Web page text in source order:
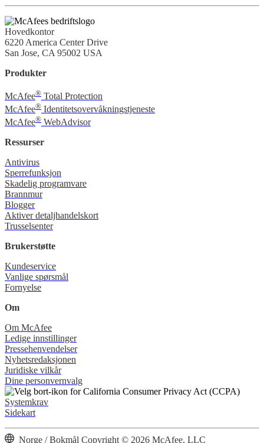
Hovedkontor
6220 America Center Drive
San Jose, CA 95002 USA
Produkter
McAfee® Total Protection
McAfee® Identitetsovervåkningstjeneste
McAfee® WebAdvisor
Ressurser
Antivirus
Sperrefunksjon
Skadelig programvare
Brannmur
Blogger
Aktiver detaljhandelskort
Trusselsenter
Brukerstøtte
Kundeservice
Vanlige spørsmål
Fornyelse
Om
Om McAfee
Ledige innstillinger
Pressehenvendelser
Nyhetsredaksjonen
Juridiske vilkår
Dine personvernvalg
Systemkrav
Sidekart
Norge / Bokmål Copyright © 2026 McAfee, LLC